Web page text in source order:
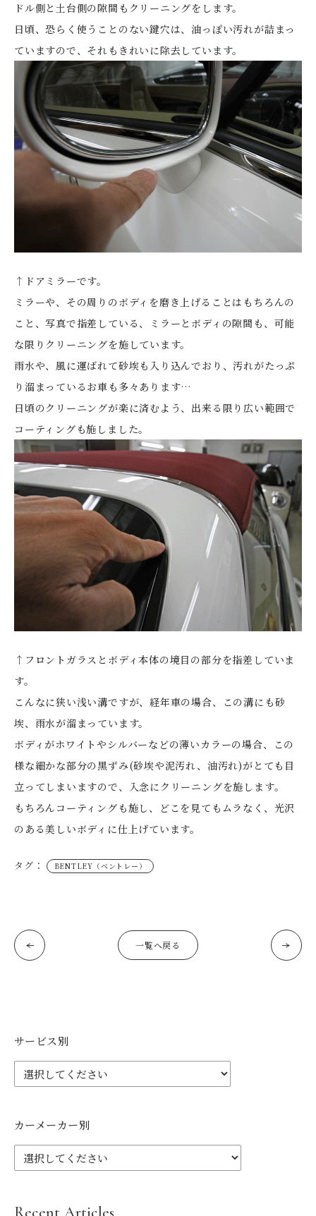
ドル側と土台側の隙間もクリーニングをします。
日頃、恐らく使うことのない鍵穴は、油っぽい汚れが詰まっ
ていますので、それもきれいに除去しています。
↑ドアミラーです。
ミラーや、その周りのボディを磨き上げることはもちろんの
こと、写真で指差している、ミラーとボディの隙間も、可能
な限りクリーニングを施しています。
雨水や、風に運ばれて砂埃も入り込んでおり、汚れがたっぷ
り溜まっているお車も多々あります…
日頃のクリーニングが楽に済むよう、出来る限り広い範囲で
コーティングも施しました。
↑フロントガラスとボディ本体の境目の部分を指差していま
す。
こんなに狭い浅い溝ですが、経年車の場合、この溝にも砂
埃、雨水が溜まっています。
ボディがホワイトやシルバーなどの薄いカラーの場合、この
様な細かな部分の黒ずみ(砂埃や泥汚れ、油汚れ)がとても目
立ってしまいますので、入念にクリーニングを施します。
もちろんコーティングも施し、どこを見てもムラなく、光沢
のある美しいボディに仕上げています。
タグ： BENTLEY（ベントレー）
一覧へ戻る
サービス別
カーメーカー別
Recent Articles